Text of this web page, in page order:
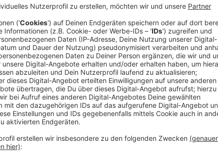
Ihr Mann, Juan Domingo Perón (Dario Grandinetti) kann
mehr lange an der Macht halten und verliert durch
zu Lebzeiten, sondern auch darüber hinaus beim Volk
nie bestattet. Es sollte stattdessen ein großes
Mann kam nicht mehr dazu. Aus Angst vor dem
ihrem Tod auf die Massen ausüben könnte, versteckte
wollte verhindern,dass sie zu einem Symbol gegen
Streaming-Dienst: Disney+
Anzeige